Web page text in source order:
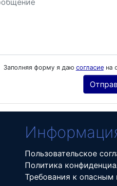
Заполняя форму я даю согласиена
Пользовательское
Политика
Требования к опасным